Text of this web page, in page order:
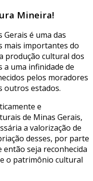
Mineira!
é uma das
mais importantes do
produção cultural dos
a uma infinidade de
pelos moradores
outros estados.
e
de Minas Gerais,
a valorização de
desses, por parte
então seja reconhecida
o patrimônio cultural